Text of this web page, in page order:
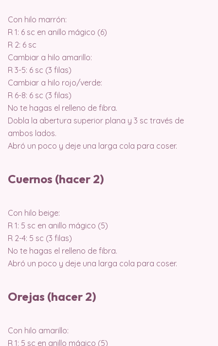
Con hilo marrón:
R 1: 6 sc en anillo mágico (6)
R 2: 6 sc
Cambiar a hilo amarillo:
R 3-5: 6 sc (3 filas)
Cambiar a hilo rojo/verde:
R 6-8: 6 sc (3 filas)
No te hagas el relleno de fibra.
Dobla la abertura superior plana y 3 sc través de
ambos lados.
Abró un poco y deje una larga cola para coser.
Cuernos (hacer 2)
Con hilo beige:
R 1: 5 sc en anillo mágico (5)
R 2-4: 5 sc (3 filas)
No te hagas el relleno de fibra.
Abró un poco y deje una larga cola para coser.
Orejas (hacer 2)
Con hilo amarillo:
R 1: 5 sc en anillo mágico (5)